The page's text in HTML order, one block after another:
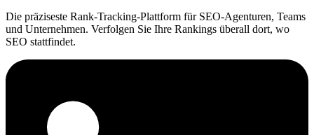
Die präziseste Rank-Tracking-Plattform für SEO-Agenturen, Teams
und Unternehmen. Verfolgen Sie Ihre Rankings überall dort, wo
SEO stattfindet.